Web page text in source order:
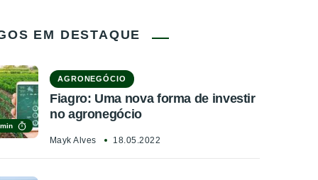
EM DESTAQUE
AGRONEGÓCIO
Fiagro: Uma nova forma de investir
no agronegócio
Mayk Alves 18.05.2022